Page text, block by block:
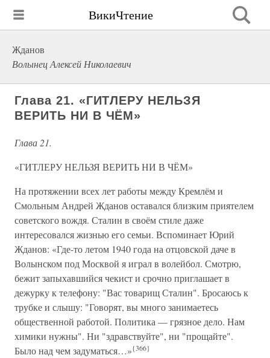
ВикиЧтение
Жданов
Волынец Алексей Николаевич
Глава 21. «ГИТЛЕРУ НЕЛЬЗЯ
ВЕРИТЬ НИ В ЧЁМ»
Глава 21.
«ГИТЛЕРУ НЕЛЬЗЯ ВЕРИТЬ НИ В ЧЁМ»
На протяжении всех лет работы между Кремлём и
Смольным Андрей Жданов оставался близким приятелем
советского вождя. Сталин в своём стиле даже
интересовался жизнью его семьи. Вспоминает Юрий
Жданов: «Где-то летом 1940 года на отцовской даче в
Волынском под Москвой я играл в волейбол. Смотрю,
бежит запыхавшийся чекист и срочно приглашает в
дежурку к телефону: "Вас товарищ Сталин". Бросаюсь к
трубке и слышу: "Говорят, вы много занимаетесь
общественной работой. Политика — грязное дело. Нам
химики нужны". Ни "здравствуйте", ни "прощайте".
Было над чем задуматься…»{366}